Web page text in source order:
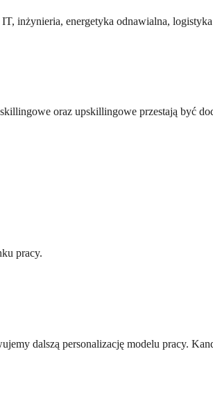
inżynieria, energetyka odnawialna,
oraz upskillingowe przestają być
pracy.
dalszą personalizację modelu pracy.